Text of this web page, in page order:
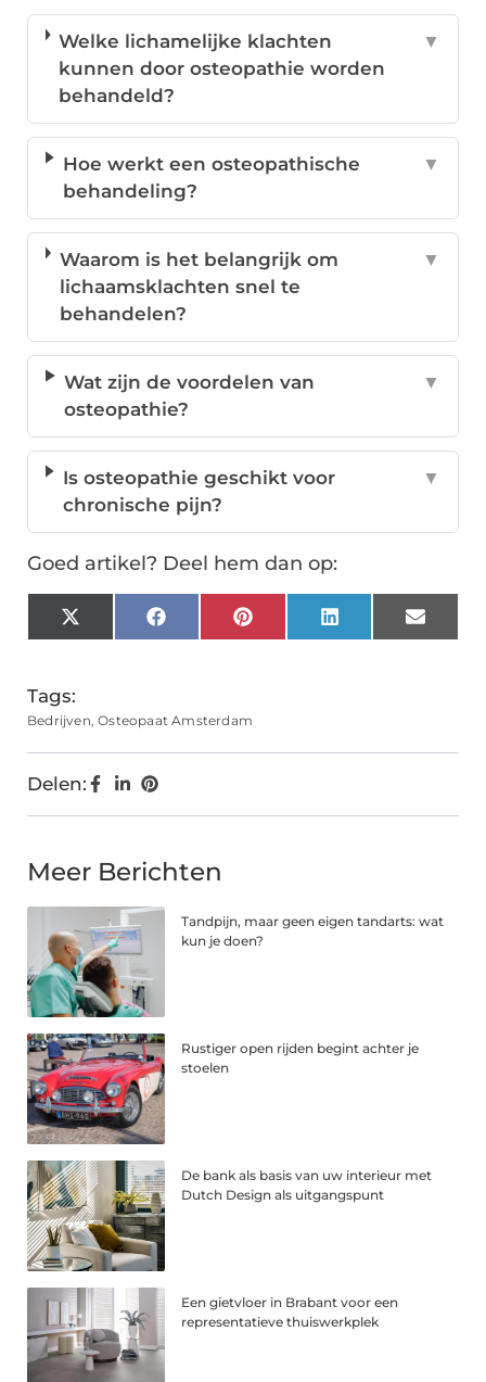
Welke lichamelijke klachten
kunnen door osteopathie worden
behandeld?
▼
Hoe werkt een osteopathische
behandeling?
▼
Waarom is het belangrijk om
lichaamsklachten snel te
behandelen?
▼
Wat zijn de voordelen van
osteopathie?
▼
Is osteopathie geschikt voor
chronische pijn?
▼
Goed artikel? Deel hem dan op:
X
(Twitter)
FacebookPinterestLinkedInEmail
Tags:
Bedrijven,Osteopaat Amsterdam
Delen:
Meer Berichten
Tandpijn, maar geen eigen tandarts: wat
kun je doen?
Rustiger open rijden begint achter je
stoelen
De bank als basis van uw interieur met
Dutch Design als uitgangspunt
Een gietvloer in Brabant voor een
representatieve thuiswerkplek